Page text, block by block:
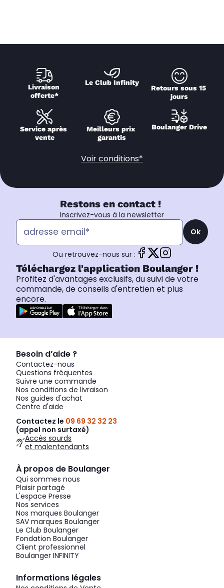
Livraison
offerte*
Le Club Infinity
Retours sous 15
jours
Service après
vente
Meilleurs prix
garantis
Boulanger Drive
Voir conditions*
Restons en contact !
Inscrivez-vous à la newsletter
Ok
Ou retrouvez-nous sur :
Téléchargez l'application Boulanger !
Profitez d'avantages exclusifs, du suivi de votre
commande, de conseils d'entretien et plus
encore.
Besoin d’aide ?
Contactez-nous
Questions fréquentes
Suivre une commande
Nos conditions de livraison
Nos guides d'achat
Centre d'aide
Contactez le 09 69 32 32 23
(appel non surtaxé)
Accès sourds
et malentendants
À propos de Boulanger
Qui sommes nous
Plaisir partagé
L'espace Presse
Nos services
Nos marques Boulanger
SAV marques Boulanger
Le Club Boulanger
Fondation Boulanger
Client professionnel
Boulanger INFINITY
Informations légales